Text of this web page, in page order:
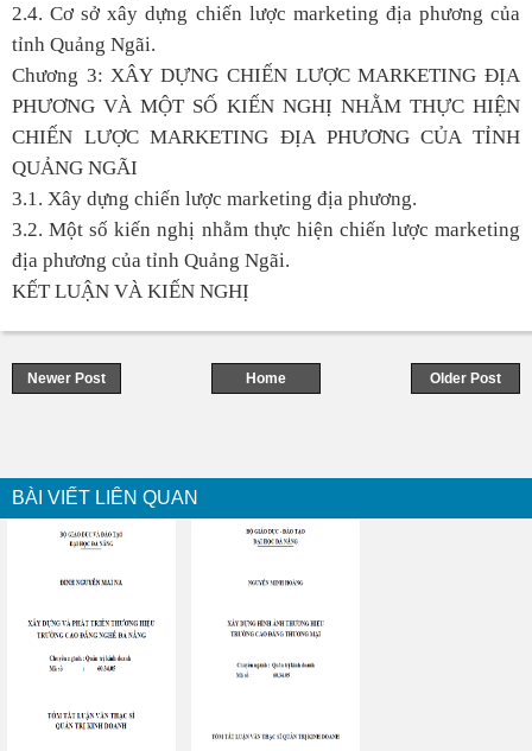
2.4. Cơ sở xây dựng chiến lược marketing địa phương của
tỉnh Quảng Ngãi.
Chương 3: XÂY DỰNG CHIẾN LƯỢC MARKETING ĐỊA
PHƯƠNG VÀ MỘT SỐ KIẾN NGHỊ NHẰM THỰC HIỆN
CHIẾN LƯỢC MARKETING ĐỊA PHƯƠNG CỦA TỈNH
QUẢNG NGÃI
3.1. Xây dựng chiến lược marketing địa phương.
3.2. Một số kiến nghị nhằm thực hiện chiến lược marketing
địa phương của tỉnh Quảng Ngãi.
KẾT LUẬN VÀ KIẾN NGHỊ
Newer Post Older Post
Home
BÀI VIẾT LIÊN QUAN